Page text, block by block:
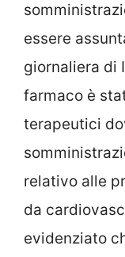
essere
giornaliera di
farmaco è
terapeutici
relativo alle
da
evidenziato